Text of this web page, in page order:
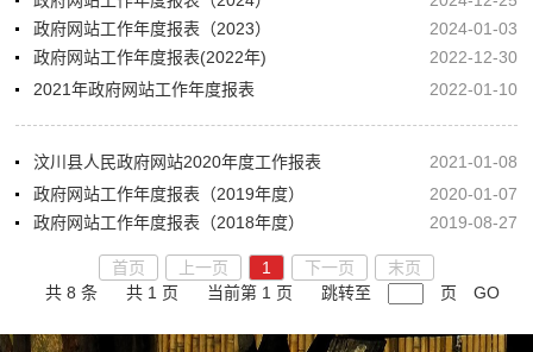
政府网站工作年度报表（2023）
2024-01-03
政府网站工作年度报表(2022年)
2022-12-30
2021年政府网站工作年度报表
2022-01-10
汶川县人民政府网站2020年度工作报表
2021-01-08
政府网站工作年度报表（2019年度）
2020-01-07
政府网站工作年度报表（2018年度）
2019-08-27
首页 上一页 1 下一页
末页
共 8 条
共 1 页 当前第 1 页 跳转至 页 GO